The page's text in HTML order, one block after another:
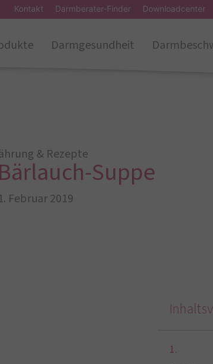
Kontakt Darmberater-Finder Downloadcenter
Darmgesundheit
& Rezepte
Suppe
Februar 2019